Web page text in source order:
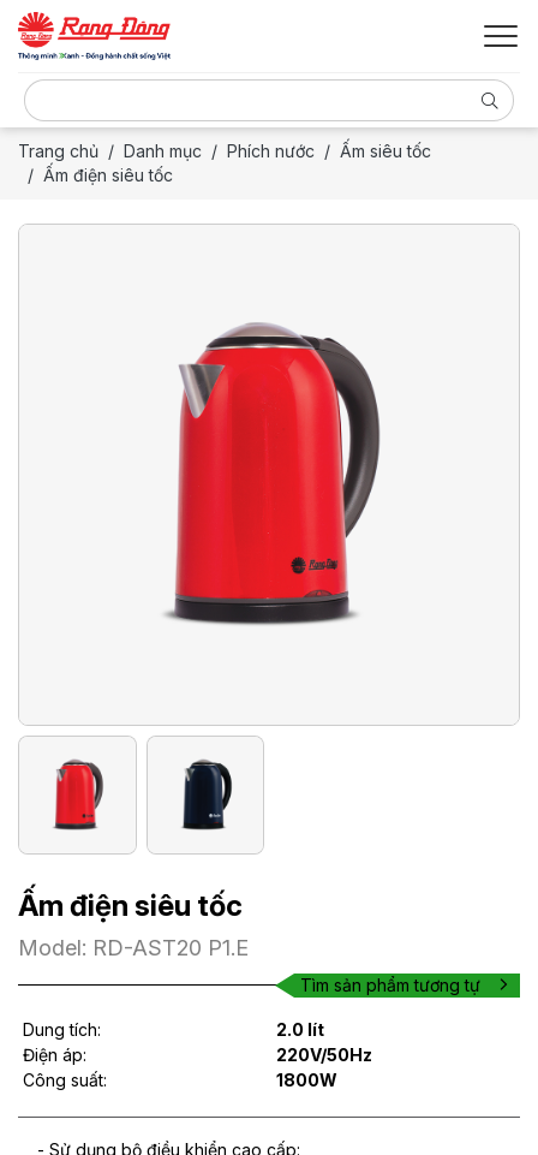
Trang chủ Danh mục Phích nước
Ấm siêu tốc
Ấm điện siêu tốc
Ấm điện siêu tốc
Model: RD-AST20 P1.E
Tìm sản phẩm tương tự
Dung tích:
2.0 lít
Điện áp:
220V/50Hz
Công suất:
1800W
- Sử dụng bộ điều khiển cao cấp: